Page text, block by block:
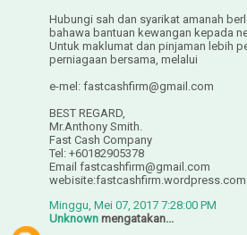
Hubungi sah dan syarikat amanah
bahawa bantuan kewangan kepada
Untuk maklumat dan pinjaman lebih
perniagaan bersama, melalui
e-mel: fastcashfirm@gmail.com
BEST REGARD,
Mr.Anthony Smith.
Fast Cash Company
Tel: +60182905378
Email fastcashfirm@gmail.com
webisite:fastcashfirm.wordpress.com
Minggu, Mei 07, 2017 7:28:00 PM
Unknown mengatakan...